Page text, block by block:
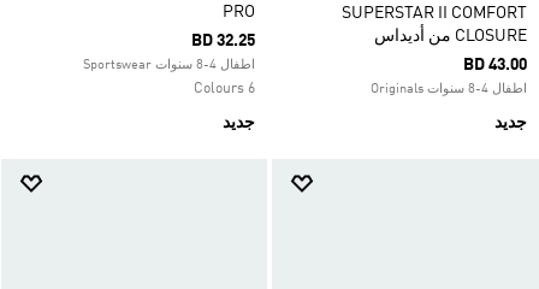
SUPERSTAR II COMFORT
CLOSURE من أديداس
BD 43.00
اطفال 4-8 سنوات Originals
جديد
PRO
BD 32.25
اطفال 4-8 سنوات Sportswear
6 Colours
جديد